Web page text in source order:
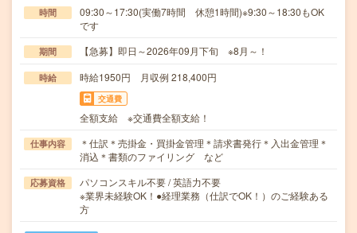
時間
09:30～17:30(実働7時間 休憩1時間)※9:30～18:30もOK
です
期間 【急募】即日～2026年09月下旬 ※8月～！
時給 時給1950円 月収例 218,400円
交通費
全額支給 ※交通費全額支給！
仕事内容
＊仕訳＊売掛金・買掛金管理＊請求書発行＊入出金管理＊
消込＊書類のファイリング など
応募資格
パソコンスキル不要 / 英語力不要
※業界未経験OK！●経理業務（仕訳でOK！）のご経験ある
方